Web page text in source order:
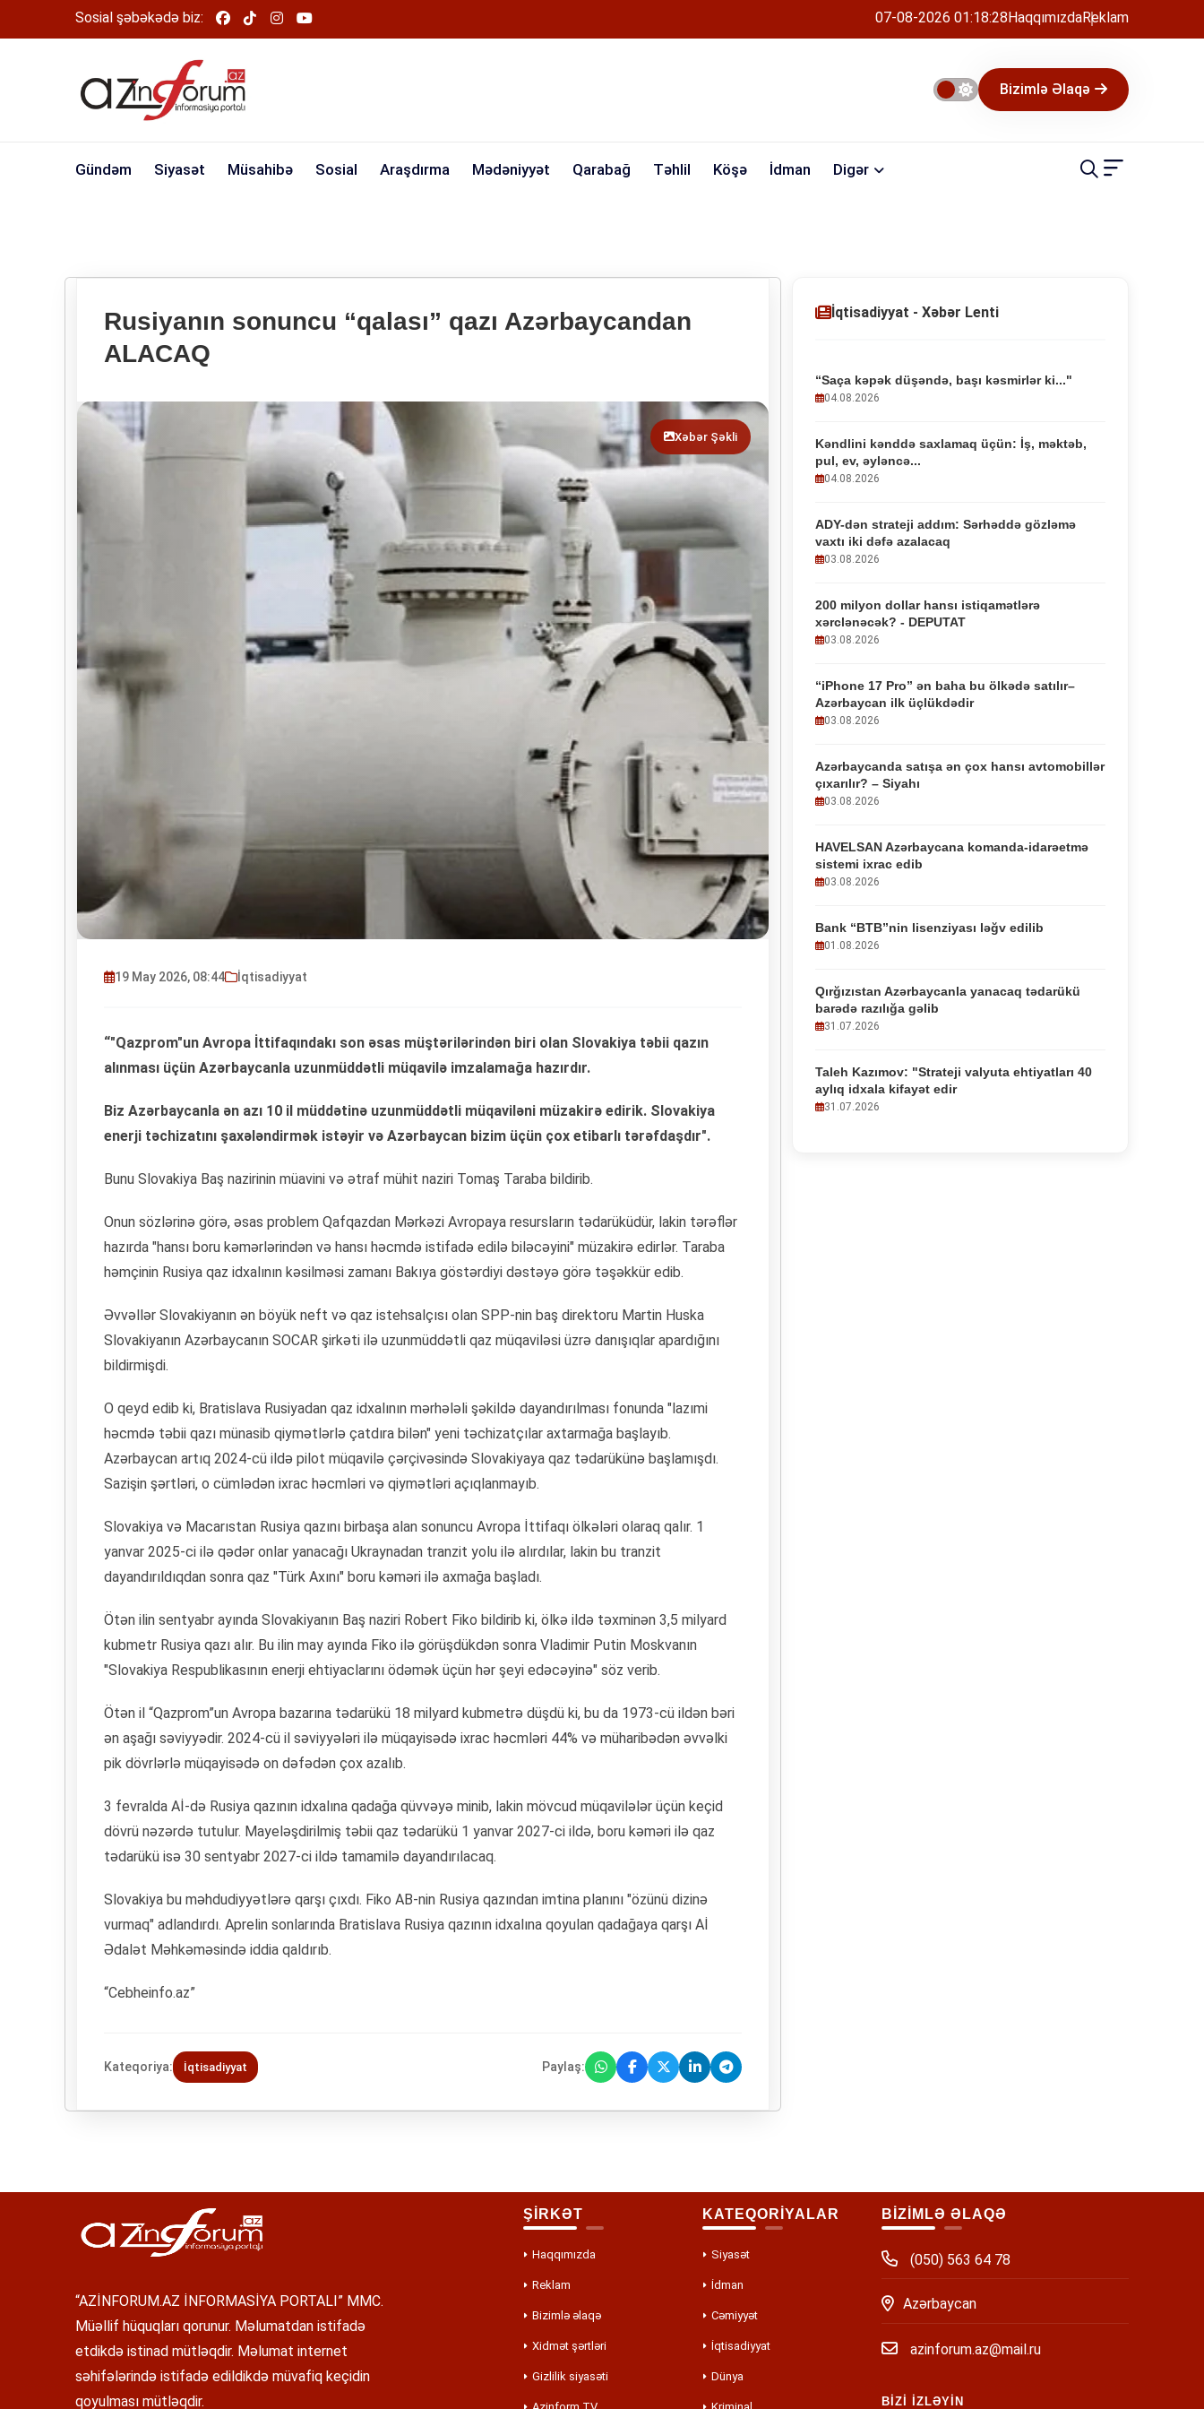
Sosial şəbəkədə biz: 07-08-2026 01:18:28HaqqımızdaReklam
Bizimlə Əlaqə
Gündəm Siyasət Müsahibə Sosial Araşdırma Mədəniyyət Qarabağ Təhlil Köşə İdman Digər
Rusiyanın sonuncu “qalası” qazı Azərbaycandan
ALACAQ
Xəbər Şəkli
19 May 2026, 08:44 İqtisadiyyat
“"Qazprom"un Avropa İttifaqındakı son əsas müştərilərindən biri olan Slovakiya təbii qazın
alınması üçün Azərbaycanla uzunmüddətli müqavilə imzalamağa hazırdır.
Biz Azərbaycanla ən azı 10 il müddətinə uzunmüddətli müqaviləni müzakirə edirik. Slovakiya
enerji təchizatını şaxələndirmək istəyir və Azərbaycan bizim üçün çox etibarlı tərəfdaşdır".
Bunu Slovakiya Baş nazirinin müavini və ətraf mühit naziri Tomaş Taraba bildirib.
Onun sözlərinə görə, əsas problem Qafqazdan Mərkəzi Avropaya resursların tədarüküdür, lakin tərəflər
hazırda "hansı boru kəmərlərindən və hansı həcmdə istifadə edilə biləcəyini" müzakirə edirlər. Taraba
həmçinin Rusiya qaz idxalının kəsilməsi zamanı Bakıya göstərdiyi dəstəyə görə təşəkkür edib.
Əvvəllər Slovakiyanın ən böyük neft və qaz istehsalçısı olan SPP-nin baş direktoru Martin Huska
Slovakiyanın Azərbaycanın SOCAR şirkəti ilə uzunmüddətli qaz müqaviləsi üzrə danışıqlar apardığını
bildirmişdi.
O qeyd edib ki, Bratislava Rusiyadan qaz idxalının mərhələli şəkildə dayandırılması fonunda "lazımi
həcmdə təbii qazı münasib qiymətlərlə çatdıra bilən" yeni təchizatçılar axtarmağa başlayıb.
Azərbaycan artıq 2024-cü ildə pilot müqavilə çərçivəsində Slovakiyaya qaz tədarükünə başlamışdı.
Sazişin şərtləri, o cümlədən ixrac həcmləri və qiymətləri açıqlanmayıb.
Slovakiya və Macarıstan Rusiya qazını birbaşa alan sonuncu Avropa İttifaqı ölkələri olaraq qalır. 1
yanvar 2025-ci ilə qədər onlar yanacağı Ukraynadan tranzit yolu ilə alırdılar, lakin bu tranzit
dayandırıldıqdan sonra qaz "Türk Axını" boru kəməri ilə axmağa başladı.
Ötən ilin sentyabr ayında Slovakiyanın Baş naziri Robert Fiko bildirib ki, ölkə ildə təxminən 3,5 milyard
kubmetr Rusiya qazı alır. Bu ilin may ayında Fiko ilə görüşdükdən sonra Vladimir Putin Moskvanın
"Slovakiya Respublikasının enerji ehtiyaclarını ödəmək üçün hər şeyi edəcəyinə" söz verib.
Ötən il “Qazprom”un Avropa bazarına tədarükü 18 milyard kubmetrə düşdü ki, bu da 1973-cü ildən bəri
ən aşağı səviyyədir. 2024-cü il səviyyələri ilə müqayisədə ixrac həcmləri 44% və müharibədən əvvəlki
pik dövrlərlə müqayisədə on dəfədən çox azalıb.
3 fevralda Aİ-də Rusiya qazının idxalına qadağa qüvvəyə minib, lakin mövcud müqavilələr üçün keçid
dövrü nəzərdə tutulur. Mayeləşdirilmiş təbii qaz tədarükü 1 yanvar 2027-ci ildə, boru kəməri ilə qaz
tədarükü isə 30 sentyabr 2027-ci ildə tamamilə dayandırılacaq.
Slovakiya bu məhdudiyyətlərə qarşı çıxdı. Fiko AB-nin Rusiya qazından imtina planını "özünü dizinə
vurmaq" adlandırdı. Aprelin sonlarında Bratislava Rusiya qazının idxalına qoyulan qadağaya qarşı Aİ
Ədalət Məhkəməsində iddia qaldırıb.
“Cebheinfo.az”
Kateqoriya: İqtisadiyyat Paylaş:
İqtisadiyyat - Xəbər Lenti
“Saça kəpək düşəndə, başı kəsmirlər ki..."
04.08.2026
Kəndlini kənddə saxlamaq üçün: İş, məktəb,
pul, ev, əyləncə...
04.08.2026
ADY-dən strateji addım: Sərhəddə gözləmə
vaxtı iki dəfə azalacaq
03.08.2026
200 milyon dollar hansı istiqamətlərə
xərclənəcək? - DEPUTAT
03.08.2026
“iPhone 17 Pro” ən baha bu ölkədə satılır–
Azərbaycan ilk üçlükdədir
03.08.2026
Azərbaycanda satışa ən çox hansı avtomobillər
çıxarılır? – Siyahı
03.08.2026
HAVELSAN Azərbaycana komanda-idarəetmə
sistemi ixrac edib
03.08.2026
Bank “BTB”nin lisenziyası ləğv edilib
01.08.2026
Qırğızıstan Azərbaycanla yanacaq tədarükü
barədə razılığa gəlib
31.07.2026
Taleh Kazımov: "Strateji valyuta ehtiyatları 40
aylıq idxala kifayət edir
31.07.2026
“AZİNFORUM.AZ İNFORMASİYA PORTALI” MMC.
Müəllif hüquqları qorunur. Məlumatdan istifadə
etdikdə istinad mütləqdir. Məlumat internet
səhifələrində istifadə edildikdə müvafiq keçidin
qoyulması mütləqdir.
ŞİRKƏT
Haqqımızda
Reklam
Bizimlə əlaqə
Xidmət şərtləri
Gizlilik siyasəti
KATEQORİYALAR
Siyasət
İdman
Cəmiyyət
İqtisadiyyat
Dünya
BİZİMLƏ ƏLAQƏ
(050) 563 64 78
Azərbaycan
azinforum.az@mail.ru
BİZİ İZLƏYİN